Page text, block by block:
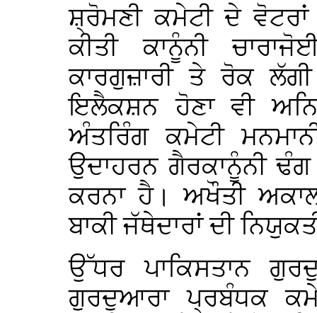
ਸ਼੍ਰੋਮਣੀ ਕਮੇਟੀ ਦੇ
ਕੀਤੀ ਕਾਨੂੰਨੀ
ਕਾਰਗੁਜ਼ਾਰੀ ਤੇ ਰੋਕ
ਇਲੈਕਸ਼ਨ ਹੋਣਾ ਵੀ
ਅੰਤਰਿੰਗ ਕਮੇਟੀ
ਉਦਾਹਰਨ ਗੈਰਕਾਨੂੰਨੀ
ਕਰਨਾ ਹੈ। ਅਖੌਤੀ
ਬਾਕੀ ਜੱਥੇਦਾਰਾਂ ਦੀ
ਉੱਧਰ ਪਾਕਿਸਤਾਨ
ਗੁਰਦੁਆਰਾ ਪ੍ਰਬੰਧਕ